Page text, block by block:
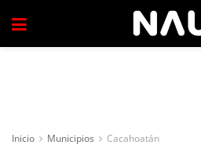
Inicio Municipios Cacahoatán